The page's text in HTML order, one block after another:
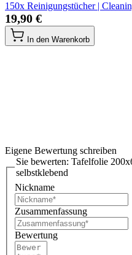
150x Reinigungstücher |
19,90 €
In den Warenkorb
Eigene Bewertung schreiben
Sie bewerten: Tafelfolie
selbstklebend
Nickname
Zusammenfassung
Bewertung